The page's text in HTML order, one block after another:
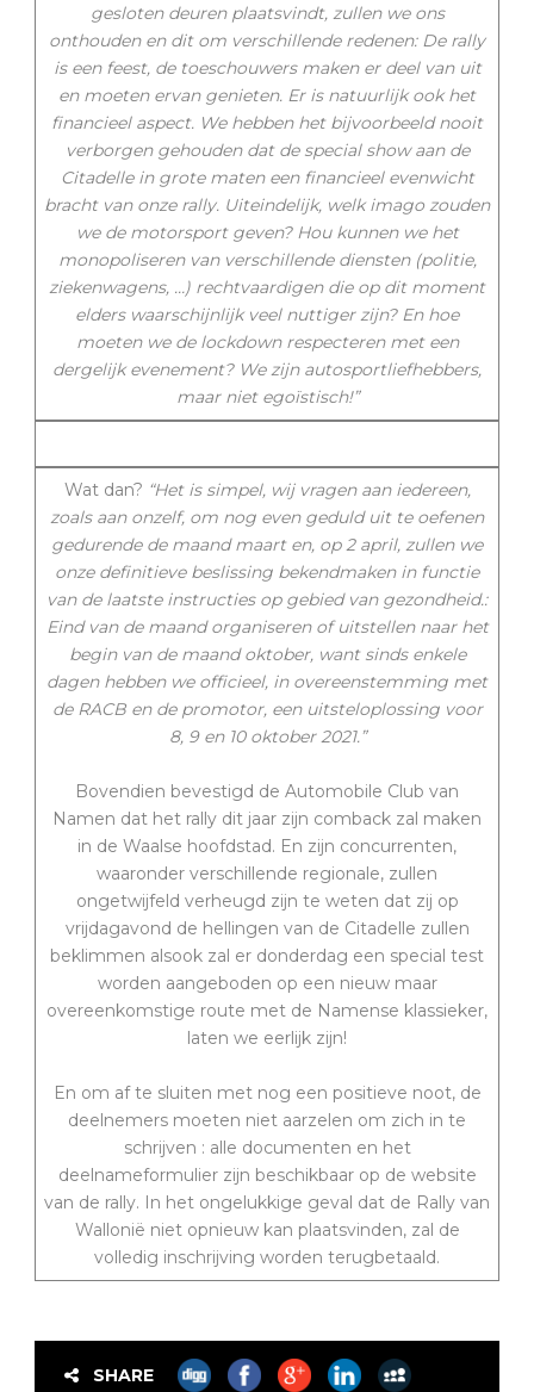
gesloten deuren plaatsvindt, zullen we ons
onthouden en dit om verschillende redenen: De rally
is een feest, de toeschouwers maken er deel van uit
en moeten ervan genieten. Er is natuurlijk ook het
financieel aspect. We hebben het bijvoorbeeld nooit
verborgen gehouden dat de special show aan de
Citadelle in grote maten een financieel evenwicht
bracht van onze rally. Uiteindelijk, welk imago zouden
we de motorsport geven? Hou kunnen we het
monopoliseren van verschillende diensten (politie,
ziekenwagens, …) rechtvaardigen die op dit moment
elders waarschijnlijk veel nuttiger zijn? En hoe
moeten we de lockdown respecteren met een
dergelijk evenement? We zijn autosportliefhebbers,
maar niet egoïstisch!”
Wat dan? “Het is simpel, wij vragen aan iedereen,
zoals aan onzelf, om nog even geduld uit te oefenen
gedurende de maand maart en, op 2 april, zullen we
onze definitieve beslissing bekendmaken in functie
van de laatste instructies op gebied van gezondheid.:
Eind van de maand organiseren of uitstellen naar het
begin van de maand oktober, want sinds enkele
dagen hebben we officieel, in overeenstemming met
de RACB en de promotor, een uitsteloplossing voor
8, 9 en 10 oktober 2021.”
Bovendien bevestigd de Automobile Club van
Namen dat het rally dit jaar zijn comback zal maken
in de Waalse hoofdstad. En zijn concurrenten,
waaronder verschillende regionale, zullen
ongetwijfeld verheugd zijn te weten dat zij op
vrijdagavond de hellingen van de Citadelle zullen
beklimmen alsook zal er donderdag een special test
worden aangeboden op een nieuw maar
overeenkomstige route met de Namense klassieker,
laten we eerlijk zijn!
En om af te sluiten met nog een positieve noot, de
deelnemers moeten niet aarzelen om zich in te
schrijven : alle documenten en het
deelnameformulier zijn beschikbaar op de website
van de rally. In het ongelukkige geval dat de Rally van
Wallonië niet opnieuw kan plaatsvinden, zal de
volledig inschrijving worden terugbetaald.
SHARE